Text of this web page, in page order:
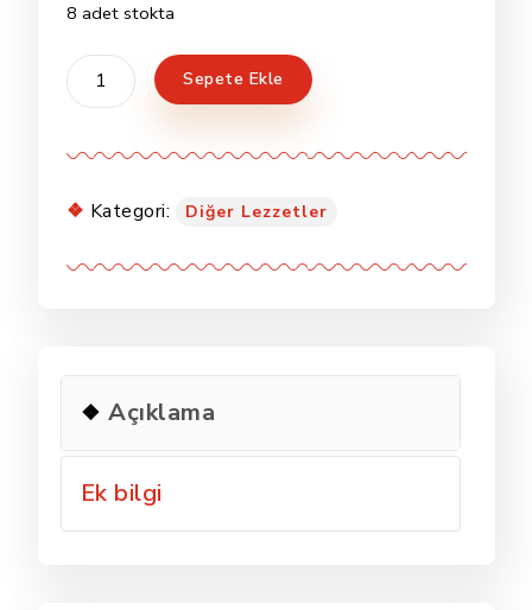
8 adet stokta
Çam
Kozalağı
(Öksürük
adet
Sepete Ekle
Kategori: Diğer Lezzetler
Açıklama
Ek bilgi